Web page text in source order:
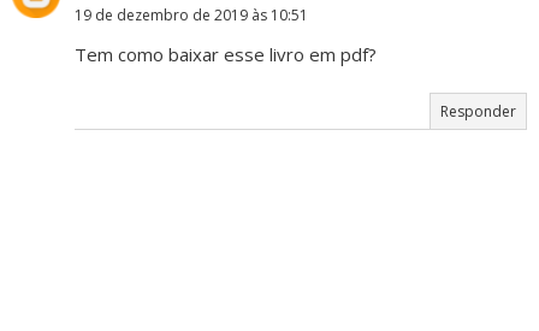
19 de dezembro de 2019 às 10:51
Tem como baixar esse livro em pdf?
Responder